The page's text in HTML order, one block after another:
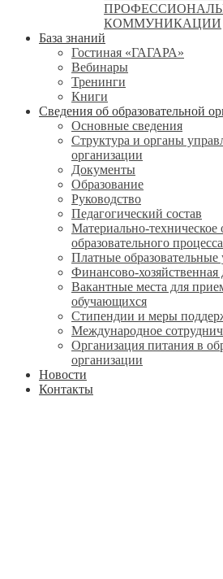
КОММУНИКАЦИИ
База знаний
Гостиная «ГАГАРА»
Вебинары
Тренинги
Книги
Сведения об образовательной
Основные сведения
Структура и органы
организации
Документы
Образование
Руководство
Педагогический состав
Материально-техническое
образовательного
Платные образовательные
Финансово-хозяйственная
Вакантные места для
обучающихся
Стипендии и меры
Международное
Организация питания в
организации
Новости
Контакты